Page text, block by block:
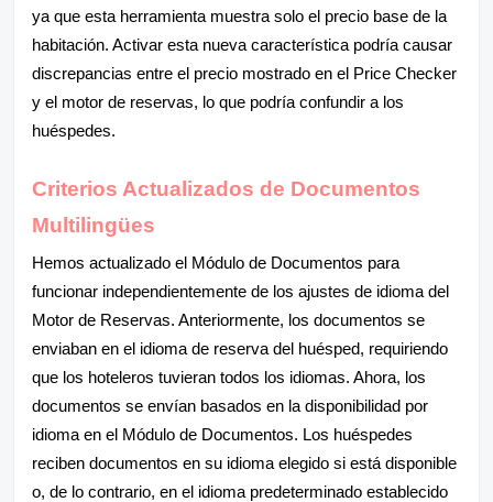
ya que esta herramienta muestra solo el precio base de la
habitación. Activar esta nueva característica podría causar
discrepancias entre el precio mostrado en el Price Checker
y el motor de reservas, lo que podría confundir a los
huéspedes.
Criterios Actualizados de Documentos
Multilingües
Hemos actualizado el Módulo de Documentos para
funcionar independientemente de los ajustes de idioma del
Motor de Reservas. Anteriormente, los documentos se
enviaban en el idioma de reserva del huésped, requiriendo
que los hoteleros tuvieran todos los idiomas. Ahora, los
documentos se envían basados en la disponibilidad por
idioma en el Módulo de Documentos. Los huéspedes
reciben documentos en su idioma elegido si está disponible
o, de lo contrario, en el idioma predeterminado establecido